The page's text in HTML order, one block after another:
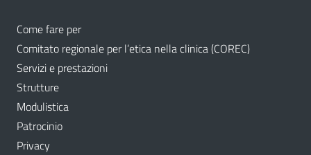
Come fare per
Comitato regionale per l’etica nella clinica (COREC)
Servizi e prestazioni
Strutture
Modulistica
Patrocinio
Privacy